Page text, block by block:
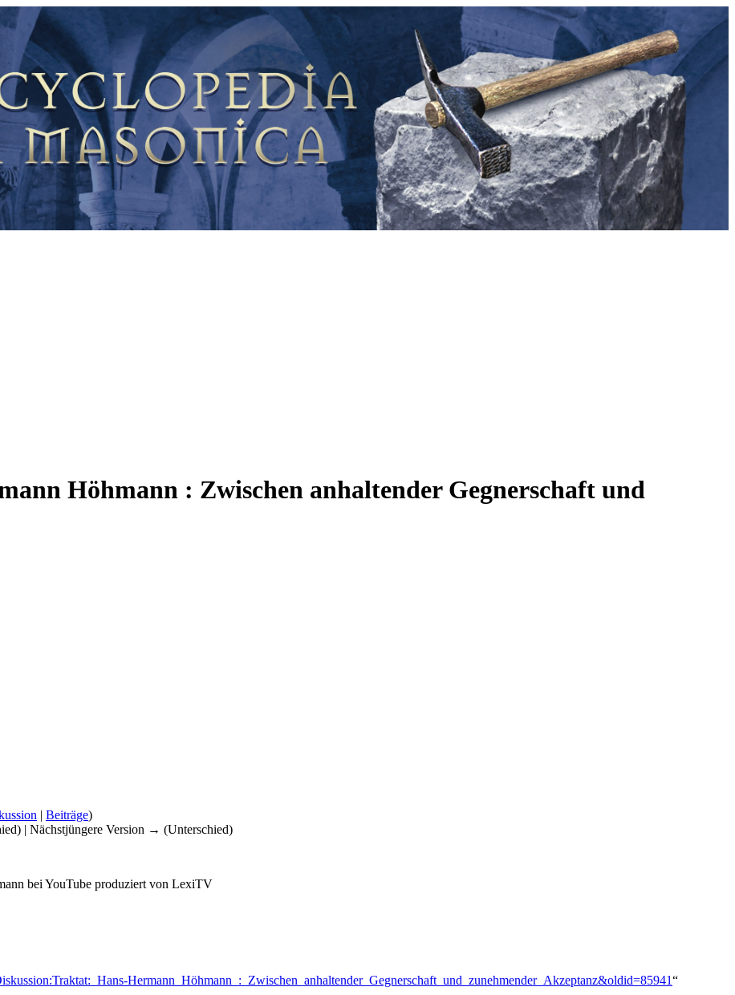
Höhmann : Zwischen anhaltender Gegnerschaft und
Beiträge)
| Nächstjüngere Version → (Unterschied)
bei YouTube produziert von LexiTV
Hermann_Höhmann_:_Zwischen_anhaltender_Gegnerschaft_und_zunehmender_Akzeptanz&oldid=85941“